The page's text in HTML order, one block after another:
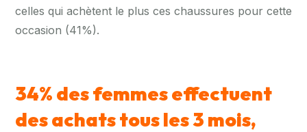
celles qui achètent le plus ces chaussures pour cette
occasion (41%).
34% des femmes effectuent
des achats tous les 3 mois,